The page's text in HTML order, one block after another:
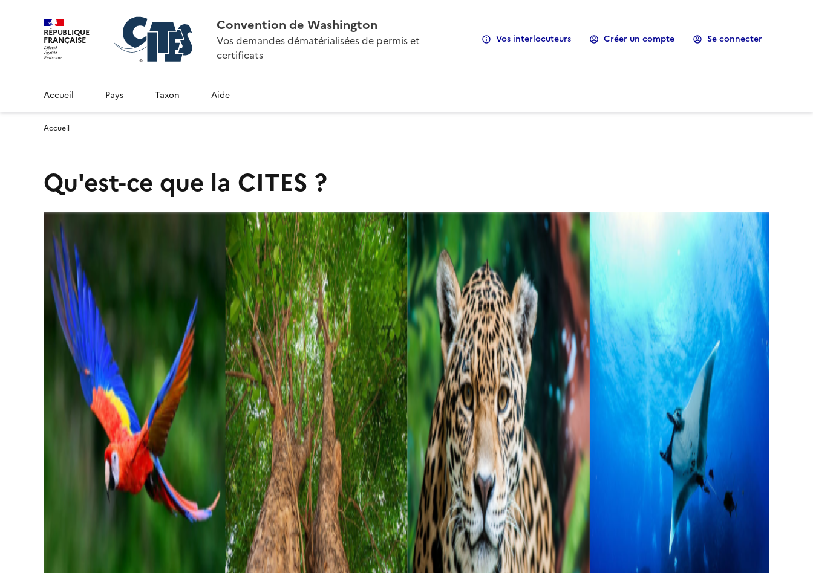
RÉPUBLIQUE
FRANÇAISE
Convention de Washington
Vos demandes dématérialisées de permis et
certificats
Vos interlocuteurs Créer un compte Se connecter
Accueil Pays Taxon Aide
Accueil
Qu'est-ce que la CITES ?